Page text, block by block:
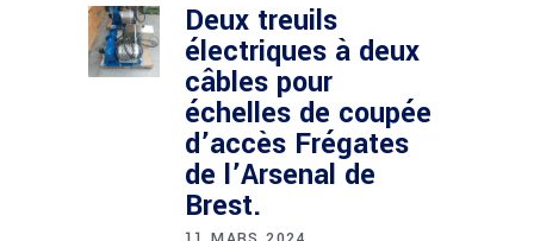
Deux treuils
électriques à deux
câbles pour
échelles de coupée
d’accès Frégates
de l’Arsenal de
Brest.